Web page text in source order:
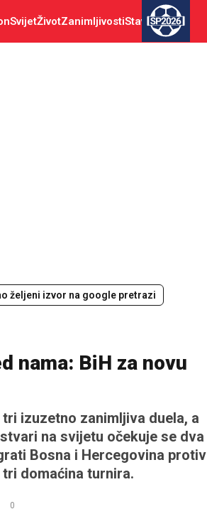
SvijetŽivotZanimljivostiStav SP2026
željeni izvor na google pretrazi
nama: BiH za novu
izuzetno zanimljiva duela, a
na svijetu očekuje se dva
Bosna i Hercegovina protiv
domaćina turnira.
0